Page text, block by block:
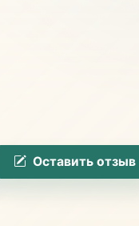
Оставить отзыв